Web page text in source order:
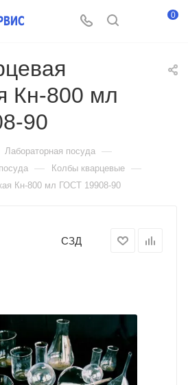
0
Кн-800 мл
90
Лабораторная посуда —
— Колбы кварцевые —
Кн-800 мл ГОСТ 19908-90
СЗД